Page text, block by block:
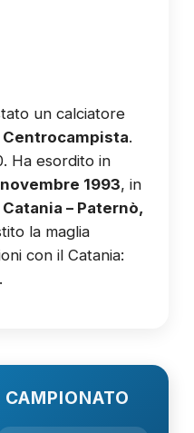
un calciatore
Centrocampista.
Ha esordito in
1993, in
Catania – Paternò,
la maglia
con il Catania:
.